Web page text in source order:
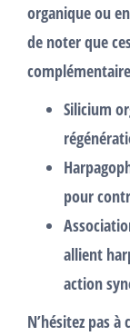
organique ou
de noter que
Silicium
pour
allient
action
N’hésitez pas